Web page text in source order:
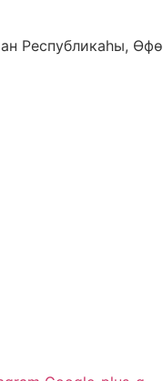
Республикаһы, Өфө